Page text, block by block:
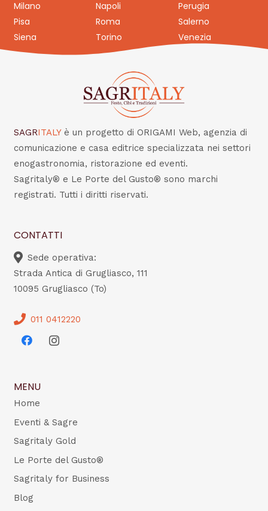
Milano
Napoli
Perugia
Pisa
Roma
Salerno
Siena
Torino Venezia
SAGRITALY è un progetto di ORIGAMI Web, agenzia di
comunicazione e casa editrice specializzata nei settori
enogastronomia, ristorazione ed eventi.
Sagritaly® e Le Porte del Gusto® sono marchi
registrati. Tutti i diritti riservati.
CONTATTI
Sede operativa:
Strada Antica di Grugliasco, 111
10095 Grugliasco (To)
011 0412220
MENU
Home
Eventi & Sagre
Sagritaly Gold
Le Porte del Gusto®
Sagritaly for Business
Blog